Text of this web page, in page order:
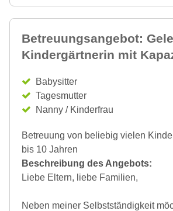
Betreuungsangebot:
Kindergärtnerin mit
Babysitter
Tagesmutter
Nanny / Kinderfrau
Betreuung von beliebig vielen
bis 10 Jahren
Beschreibung des Angebots:
Liebe Eltern, liebe Familien,
Neben meiner Selbstständigkeit